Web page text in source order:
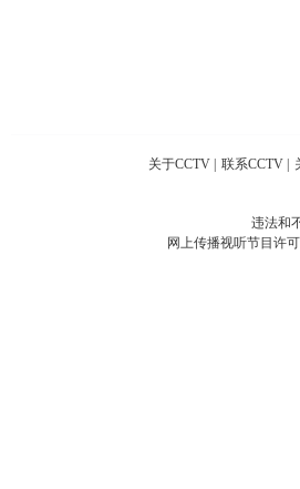
关于CCTV 联系CCTV
违法和
网上传播视听节目许